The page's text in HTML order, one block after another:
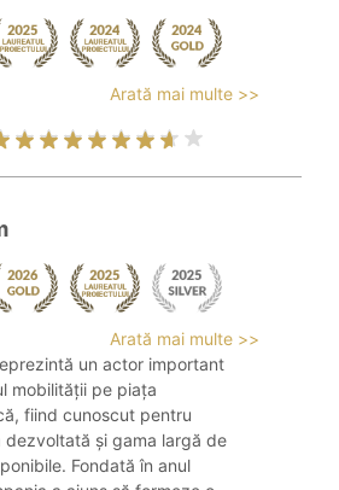
Arată mai multe >>
Arată mai multe >>
un actor important
mobilității pe piața
fiind cunoscut pentru
dezvoltată și gama largă de
Fondată în anul